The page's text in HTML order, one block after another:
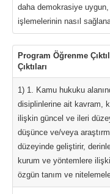
daha demokrasiye
işlemelerinin nasıl
Program Öğrenme
Çıktıları
1) 1. Kamu hukuku
disiplinlerine ait kavram,
ilişkin güncel ve ileri
düşünce ve/veya
düzeyinde geliştirir,
kurum ve yöntemlere
özgün tanım ve